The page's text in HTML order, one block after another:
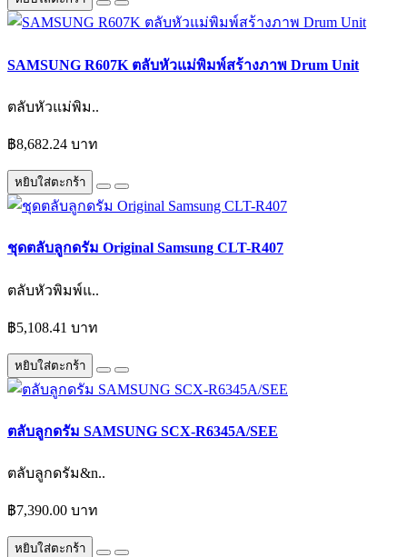
SAMSUNG R607K ตลับหัวแม่พิมพ์สร้างภาพ Drum Unit
ตลับหัวแม่พิม..
฿8,682.24 บาท
หยิบใส่ตะกร้า
ชุดตลับลูกดรัม Original Samsung CLT-R407
ตลับหัวพิมพ์แ..
฿5,108.41 บาท
หยิบใส่ตะกร้า
ตลับลูกดรัม SAMSUNG SCX-R6345A/SEE
ตลับลูกดรัม&n..
฿7,390.00 บาท
หยิบใส่ตะกร้า